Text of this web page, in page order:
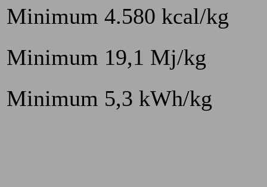
Minimum 4.580 kcal/kg
Minimum 19,1 Mj/kg
Minimum 5,3 kWh/kg